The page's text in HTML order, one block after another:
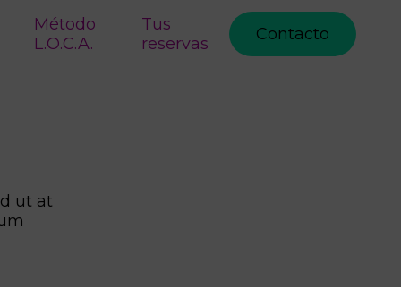
Método
L.O.C.A.
Tus
reservas
Contacto
ut at